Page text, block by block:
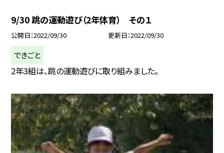
9/30 跳の運動遊び（2年体育） その１
公開日 2022/09/30 更新日 2022/09/30
できごと
2年3組は、跳の運動遊びに取り組みました。